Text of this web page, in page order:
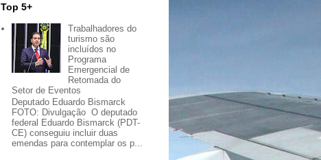
Top 5+
Trabalhadores do
turismo são
incluídos no
Programa
Emergencial de
Retomada do
Setor de Eventos
Deputado Eduardo Bismarck
FOTO: Divulgação O deputado
federal Eduardo Bismarck (PDT-
CE) conseguiu incluir duas
emendas para contemplar os p...